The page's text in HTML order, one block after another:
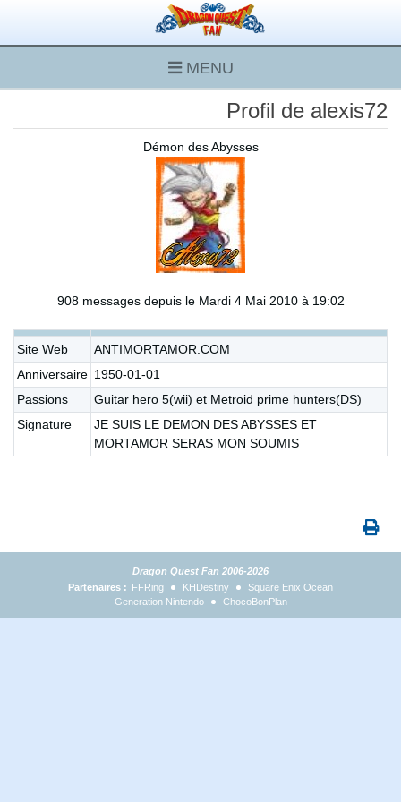
MENU
Profil de alexis72
Démon des Abysses
908 messages depuis le Mardi 4 Mai 2010 à 19:02
Site Web
ANTIMORTAMOR.COM
Anniversaire 1950-01-01
Passions
Guitar hero 5(wii) et Metroid prime hunters(DS)
Signature
JE SUIS LE DEMON DES ABYSSES ET
MORTAMOR SERAS MON SOUMIS
Dragon Quest Fan 2006-2026
Partenaires : FFRing KHDestiny
Square Enix Ocean
Generation Nintendo
ChocoBonPlan